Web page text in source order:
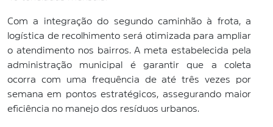
Com a integração do segundo caminhão à frota, a
logística de recolhimento será otimizada para ampliar
o atendimento nos bairros. A meta estabelecida pela
administração municipal é garantir que a coleta
ocorra com uma frequência de até três vezes por
semana em pontos estratégicos, assegurando maior
eficiência no manejo dos resíduos urbanos.